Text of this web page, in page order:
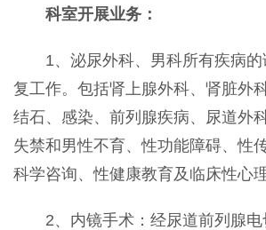
科室开展业务：
1、泌尿外科、男科所有疾病
复工作。包括肾上腺外科、肾脏外
结石、感染、前列腺疾病、尿道外
失禁和男性不育、性功能障碍、性
科学咨询、性健康教育及临床性心
2、内镜手术：经尿道前列腺